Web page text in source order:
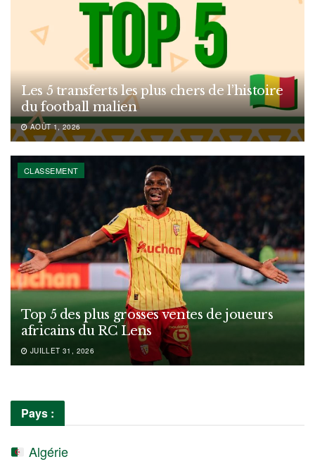
Les 5 transferts les plus chers de l’histoire
du football malien
AOÛT 1, 2026
CLASSEMENT
Top 5 des plus grosses ventes de joueurs
africains du RC Lens
JUILLET 31, 2026
Pays :
Algérie